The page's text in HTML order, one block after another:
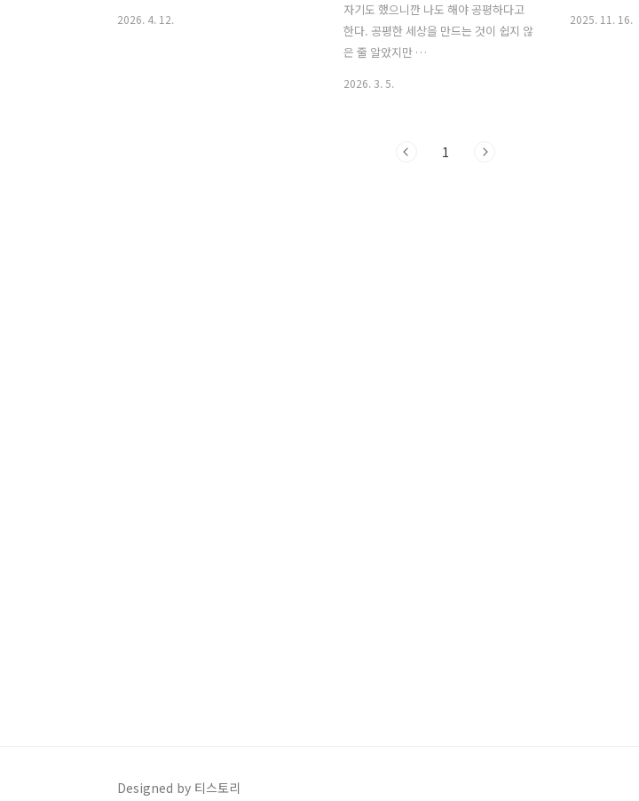
2026. 4. 12.
자기도 했으니깐 나도 해야 공평하다고
한다. 공평한 세상을 만드는 것이 쉽지 않
은 줄 알았지만 …
2026. 3. 5.
2025. 11. 16.
1
Designed by 티스토리